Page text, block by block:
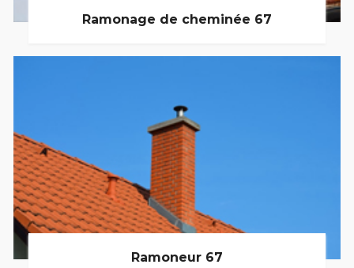
Ramonage de cheminée 67
Ramoneur 67